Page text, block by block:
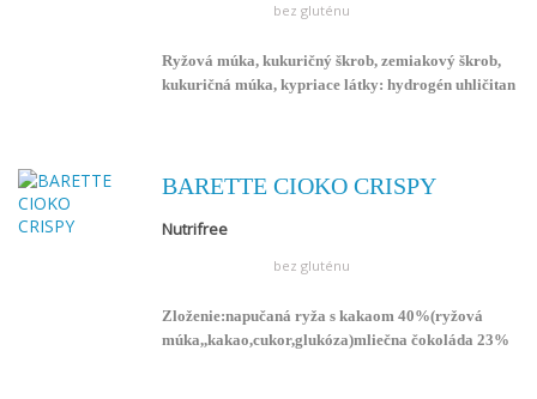
bez gluténu
Ryžová múka, kukuričný škrob, zemiakový škrob,
kukuričná múka, kypriace látky: hydrogén uhličitan
BARETTE CIOKO CRISPY
Nutrifree
bez gluténu
Zloženie:napučaná ryža s kakaom 40%(ryžová
múka,,kakao,cukor,glukóza)mliečna čokoláda 23%